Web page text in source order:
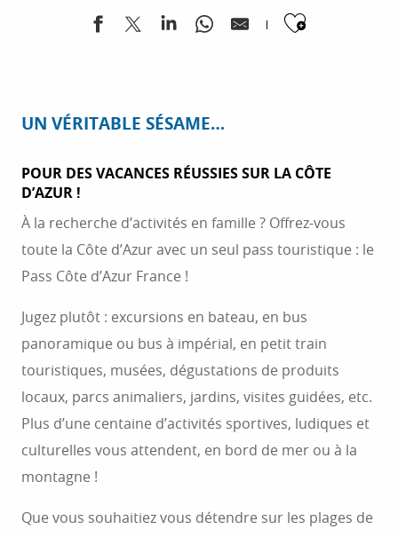
amis pour profiter d’un accès privilégié à une
UN VÉRITABLE SÉSAME…
POUR DES VACANCES RÉUSSIES SUR LA CÔTE
D’AZUR !
À la recherche d’activités en famille ? Offrez-vous
toute la Côte d’Azur avec un seul pass touristique : le
Pass Côte d’Azur France !
Jugez plutôt : excursions en bateau, en bus
panoramique ou bus à impérial, en petit train
touristiques, musées, dégustations de produits
locaux, parcs animaliers, jardins, visites guidées, etc.
Plus d’une centaine d’activités sportives, ludiques et
culturelles vous attendent, en bord de mer ou à la
montagne !
Que vous souhaitiez vous détendre sur les plages de